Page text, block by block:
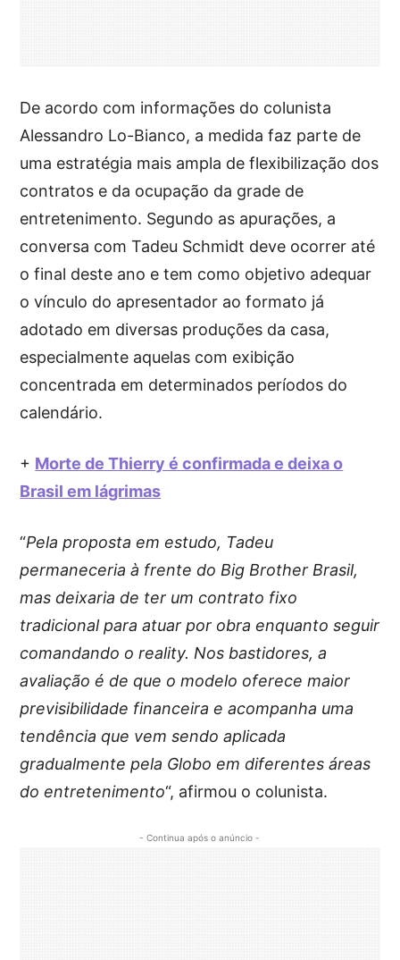
De acordo com informações do colunista
Alessandro Lo-Bianco, a medida faz parte de
uma estratégia mais ampla de flexibilização dos
contratos e da ocupação da grade de
entretenimento. Segundo as apurações, a
conversa com Tadeu Schmidt deve ocorrer até
o final deste ano e tem como objetivo adequar
o vínculo do apresentador ao formato já
adotado em diversas produções da casa,
especialmente aquelas com exibição
concentrada em determinados períodos do
calendário.
+ Morte de Thierry é confirmada e deixa o
Brasil em lágrimas
“Pela proposta em estudo, Tadeu
permaneceria à frente do Big Brother Brasil,
mas deixaria de ter um contrato fixo
tradicional para atuar por obra enquanto seguir
comandando o reality. Nos bastidores, a
avaliação é de que o modelo oferece maior
previsibilidade financeira e acompanha uma
tendência que vem sendo aplicada
gradualmente pela Globo em diferentes áreas
do entretenimento“, afirmou o colunista.
- Continua após o anúncio -